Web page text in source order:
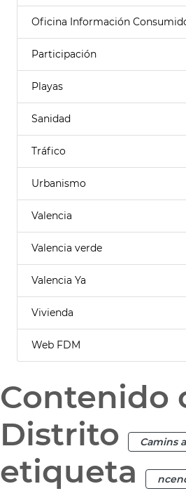
Oficina Información
Participación
Playas
Sanidad
Tráfico
Urbanismo
Valencia
Valencia verde
Valencia Ya
Vivienda
Web FDM
Contenido
Distrito
Camins
etiqueta